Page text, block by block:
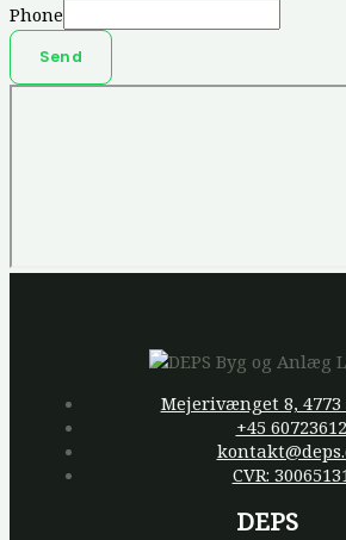
Phone
Send
Mejerivænget 8, 4773
+45 60723612
CVR:
DEPS